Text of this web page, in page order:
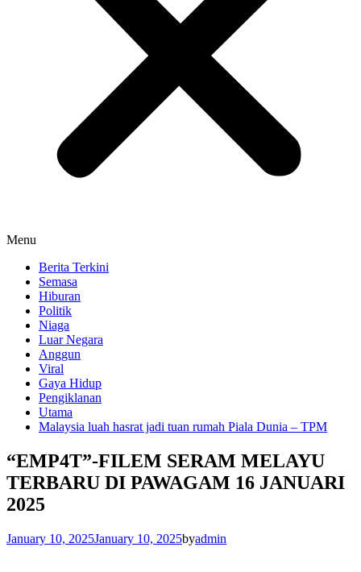
Menu
Berita Terkini
Semasa
Hiburan
Politik
Niaga
Luar Negara
Anggun
Viral
Gaya Hidup
Pengiklanan
Utama
Malaysia luah hasrat jadi tuan rumah Piala Dunia – TPM
“EMP4T”-FILEM SERAM MELAYU
TERBARU DI PAWAGAM 16 JANUARI
2025
January 10, 2025January 10, 2025byadmin